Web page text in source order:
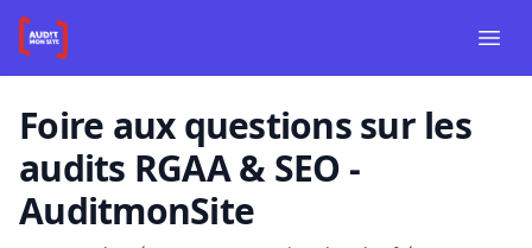
Aller au contenu principal
Foire aux questions sur les
audits RGAA & SEO -
AuditmonSite
Panneau de gestion des cookies